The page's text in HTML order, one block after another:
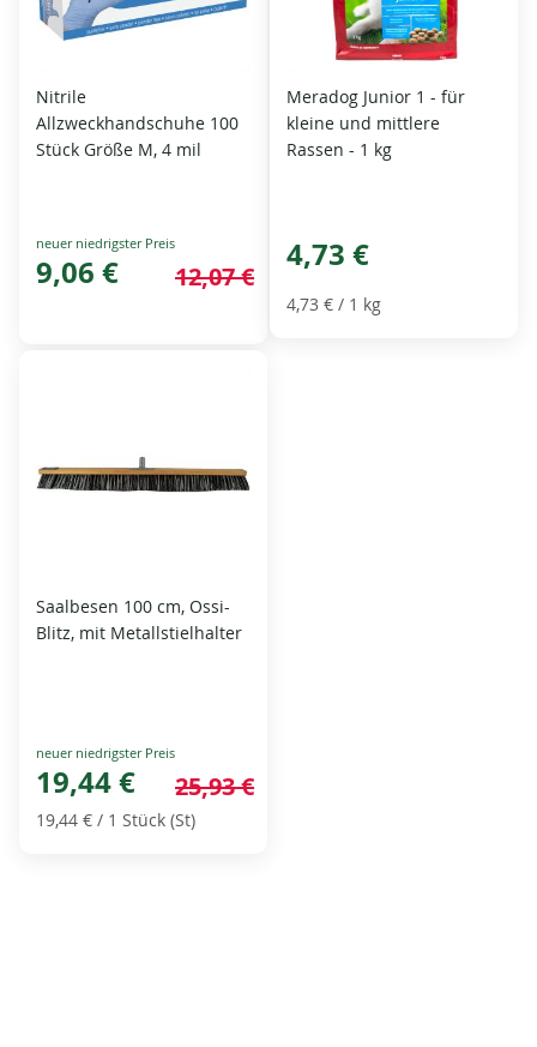
Nitrile
Allzweckhandschuhe 100
Stück Größe M, 4 mil
Special
Price
9,06 € 12,07 €
Meradog Junior 1 - für
kleine und mittlere
Rassen - 1 kg
4,73 €
4,73 € / 1 kg
Saalbesen 100 cm, Ossi-
Blitz, mit Metallstielhalter
Special
Price
19,44 € 25,93 €
19,44 € / 1 Stück (St)